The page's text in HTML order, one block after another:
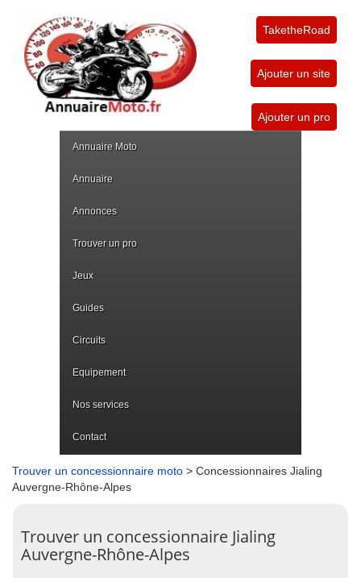
TaketheRoad
Ajouter un site
Ajouter un pro
Annuaire Moto
Annuaire
Annonces
Trouver un pro
Jeux
Guides
Circuits
Equipement
Nos services
Contact
Trouver un concessionnaire moto > Concessionnaires Jialing
Auvergne-Rhône-Alpes
Trouver un concessionnaire Jialing
Auvergne-Rhône-Alpes